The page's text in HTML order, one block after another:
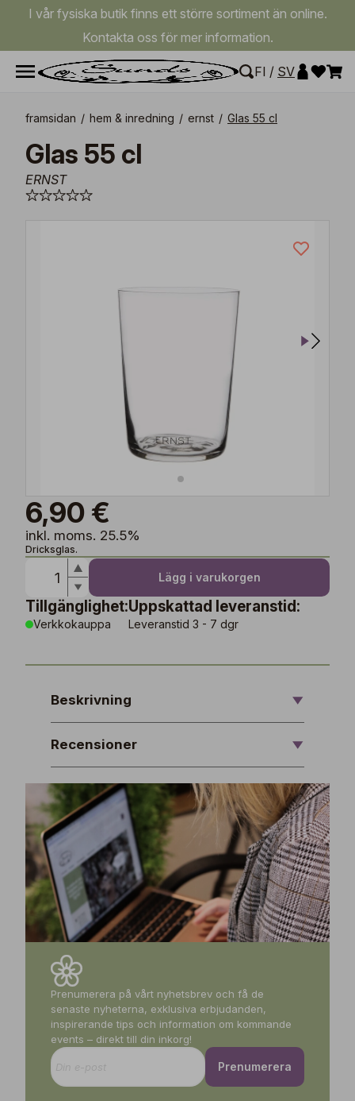
I vår fysiska butik finns ett större sortiment än online.
Kontakta oss för mer information.
FI / SV
framsidan / hem & inredning / ernst / Glas 55 cl
Glas 55 cl
ERNST
6,90 €
inkl. moms. 25.5%
Dricksglas.
Lägg i varukorgen
Tillgänglighet:
Verkkokauppa
Uppskattad leveranstid:
Leveranstid 3 - 7 dgr
Beskrivning
Recensioner
Prenumerera på vårt nyhetsbrev och få de
senaste nyheterna, exklusiva erbjudanden,
inspirerande tips och information om kommande
events – direkt till din inkorg!
Prenumerera